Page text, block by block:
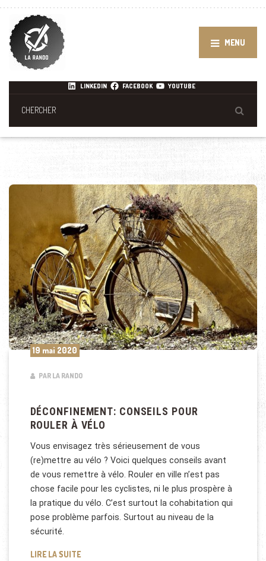
MENU
LINKEDIN FACEBOOK YOUTUBE
19 mai 2020
PAR LA RANDO
DÉCONFINEMENT: CONSEILS POUR
ROULER À VÉLO
Vous envisagez très sérieusement de vous
(re)mettre au vélo ? Voici quelques conseils avant
de vous remettre à vélo. Rouler en ville n’est pas
chose facile pour les cyclistes, ni le plus prospère à
la pratique du vélo. C’est surtout la cohabitation qui
pose problème parfois. Surtout au niveau de la
sécurité.
LIRE LA SUITEDÉCONFINEMENT: CONSEILS POUR ROULER À VÉLO